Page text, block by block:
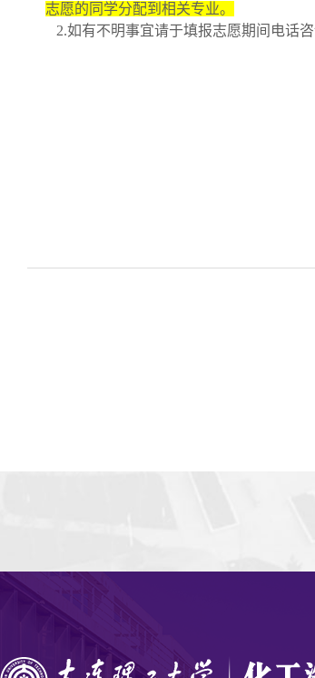
志愿的同学分配到相关专业。
2.如有不明事宜请于填报志愿期间电话咨